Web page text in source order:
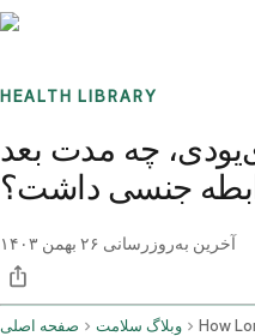
HEALTH LIBRARY
چه مدت بعد
جنسی داشت؟
آخرین به‌روزرسانی ۲۶ بهمن ۱۴۰۳
صفحه اصلی وبلاگ سلامت